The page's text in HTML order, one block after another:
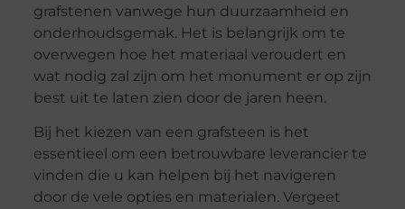
grafstenen vanwege hun duurzaamheid en
onderhoudsgemak. Het is belangrijk om te
overwegen hoe het materiaal veroudert en
wat nodig zal zijn om het monument er op zijn
best uit te laten zien door de jaren heen.
Bij het kiezen van een grafsteen is het
essentieel om een betrouwbare leverancier te
vinden die u kan helpen bij het navigeren
door de vele opties en materialen. Vergeet